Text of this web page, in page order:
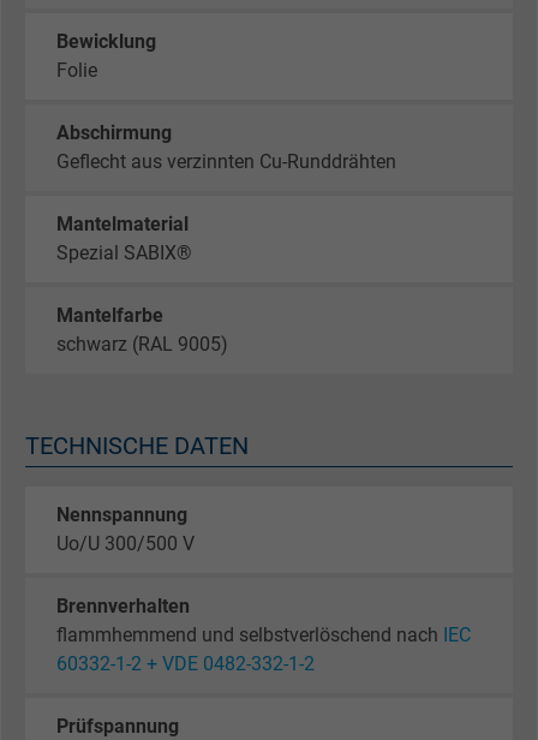
Bewicklung
Folie
Abschirmung
Geflecht aus verzinnten Cu-Runddrähten
Mantelmaterial
Spezial SABIX®
Mantelfarbe
schwarz (RAL 9005)
TECHNISCHE DATEN
Nennspannung
Uo/U 300/500 V
Brennverhalten
flammhemmend und selbstverlöschend nach
IEC
60332-1-2 + VDE 0482-332-1-2
Prüfspannung